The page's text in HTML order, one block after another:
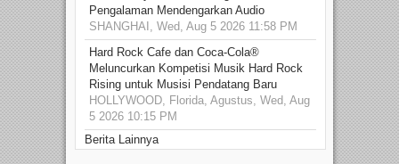
Pengalaman Mendengarkan Audio
SHANGHAI, Wed, Aug 5 2026 11:58 PM
Hard Rock Cafe dan Coca-Cola®
Meluncurkan Kompetisi Musik Hard Rock
Rising untuk Musisi Pendatang Baru
HOLLYWOOD, Florida, Agustus, Wed, Aug
5 2026 10:15 PM
Berita Lainnya